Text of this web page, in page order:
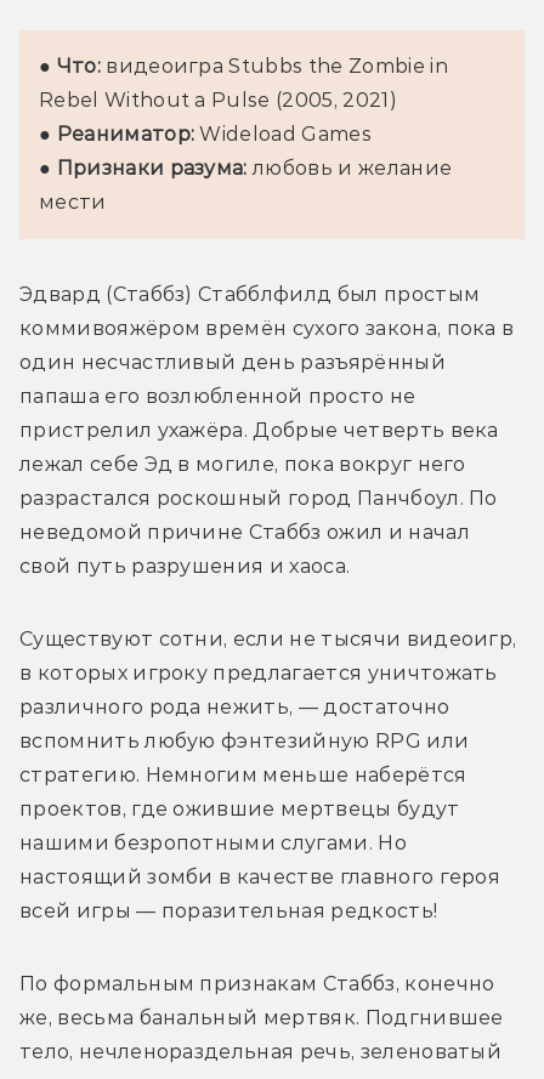
● Что: видеоигра Stubbs the Zombie in
Rebel Without a Pulse (2005, 2021)
● Реаниматор: Wideload Games
● Признаки разума: любовь и желание
мести
Эдвард (Стаббз) Стабблфилд был простым
коммивояжёром времён сухого закона, пока в
один несчастливый день разъярённый
папаша его возлюбленной просто не
пристрелил ухажёра. Добрые четверть века
лежал себе Эд в могиле, пока вокруг него
разрастался роскошный город Панчбоул. По
неведомой причине Стаббз ожил и начал
свой путь разрушения и хаоса.
Существуют сотни, если не тысячи видеоигр,
в которых игроку предлагается уничтожать
различного рода нежить, — достаточно
вспомнить любую фэнтезийную RPG или
стратегию. Немногим меньше наберётся
проектов, где ожившие мертвецы будут
нашими безропотными слугами. Но
настоящий зомби в качестве главного героя
всей игры — поразительная редкость!
По формальным признакам Стаббз, конечно
же, весьма банальный мертвяк. Подгнившее
тело, нечленораздельная речь, зеленоватый